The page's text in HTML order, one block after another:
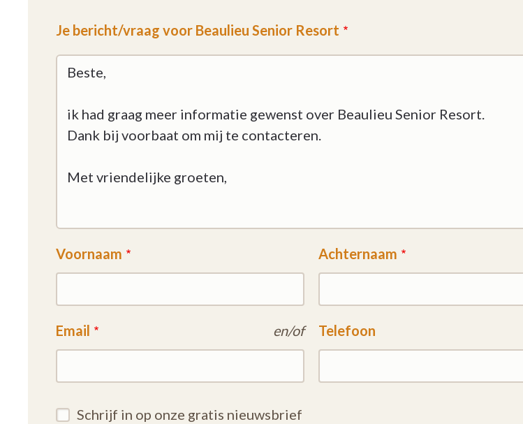
Je bericht/vraag voor Beaulieu Senior Resort
Voornaam Achternaam
Email en/of Telefoon
Schrijf in op onze gratis nieuwsbrief